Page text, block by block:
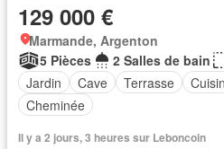
129 000 €
Marmande, Argenton
5 Pièces
2 Salles de bain
Jardin
Cave Terrasse
Cheminée
Il y a 2 jours, 3 heures sur Leboncoin